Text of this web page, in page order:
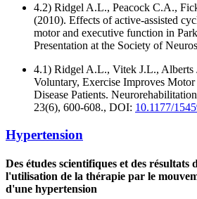
4.2) Ridgel A.L., Peacock C.A.,
(2010). Effects of active-assisted
motor and executive function in
Presentation at the Society of
4.1) Ridgel A.L., Vitek J.L., Alberts
Voluntary, Exercise Improves
Disease Patients.
23(6), 600-608., DOI: 10.1177/
Hypertension
Des études scientifiques et des résultats
l'utilisation de la thérapie par le
d'une hypertension